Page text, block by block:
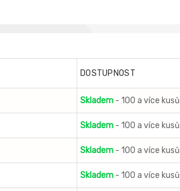
DOSTUPNOST
Skladem - 100 a více kusů
Skladem - 100 a více kusů
Skladem - 100 a více kusů
Skladem - 100 a více kusů